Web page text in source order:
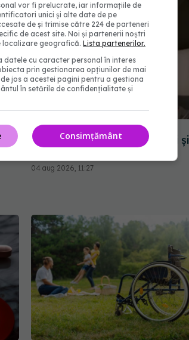
Alina Pușcău, diagnostic
devastator! Am cinci tumori și
04 aug 2026, 11:27
vor fi prelucrate, iar informațiile de
unici și alte date de pe
de și trimise către 224 de parteneri
de acest site. Noi și partenerii noștri
localizare geografică. Lista partenerilor.
cu caracter personal în interes
prin gestionarea opțiunilor de mai
jos a acestei pagini pentru a gestiona
în setările de confidențialitate și
Consimțământ